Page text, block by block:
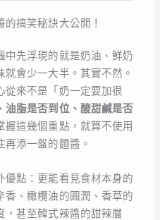
搞笑秘訣大公開！
中先浮現的就是奶油、鮮奶
會少一大半。其實不然。
從來不是「奶一定要加很
油脂是否到位、酸甜鹹是否
握這幾個重點，就算不使用
添一盤的麵醬。
優點：更能看見食材本身的
香、橄欖油的圓潤、香草的
，甚至韓式辣醬的甜辣層